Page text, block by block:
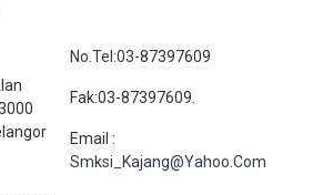
No.Tel:03-87397609
Fak:03-87397609.
Email :
Smksi_Kajang@Yahoo.Com